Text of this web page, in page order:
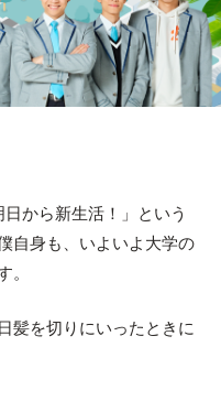
から新生活！」という
自身も、いよいよ大学の
。
髪を切りにいったときに